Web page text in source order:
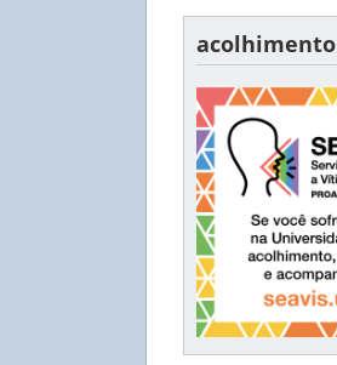
acolhimento